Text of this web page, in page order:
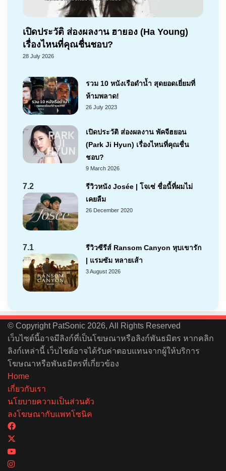
เปิดประวัติ ส่องผลงาน ฮายอง (Ha Young)
เรื่องไหนที่คุณชื่นชอบ?
28 July 2026
รวม 10 หนังเรือดำน้ำ สุดยอดเยี่ยมที่
ห้ามพลาด!
26 July 2023
เปิดประวัติ ส่องผลงาน พัคจีฮยอน
(Park Ji Hyun) เรื่องไหนที่คุณชื่น
ชอบ?
9 March 2026
7.2
รีวิวหนัง Josée | โจเซ่ ชื่อนี้ที่ผมไม่
เคยลืม
26 December 2020
7.1
รีวิวซีรีส์ Ransom Canyon หุบเขารัก
| แรมซัม หลายเส้า
3 August 2026
© Copyright PatSonic 2026, All Rights Reserved
เว็บไซต์นี้อาจมีลิงก์ที่เป็นโฆษณาหรือลิงก์พันธมิตร หากคลิก
ลิงก์เหล่านี้ เว็บไซต์อาจได้รับค่าตอบแทนจากผู้ให้บริการ
โฆษณาหรือพันธมิตรที่เกี่ยวข้อง
Home
เกี่ยวกับเรา
นโยบายความเป็นส่วนตัว
ลงโฆษณากับแพทโซนิค